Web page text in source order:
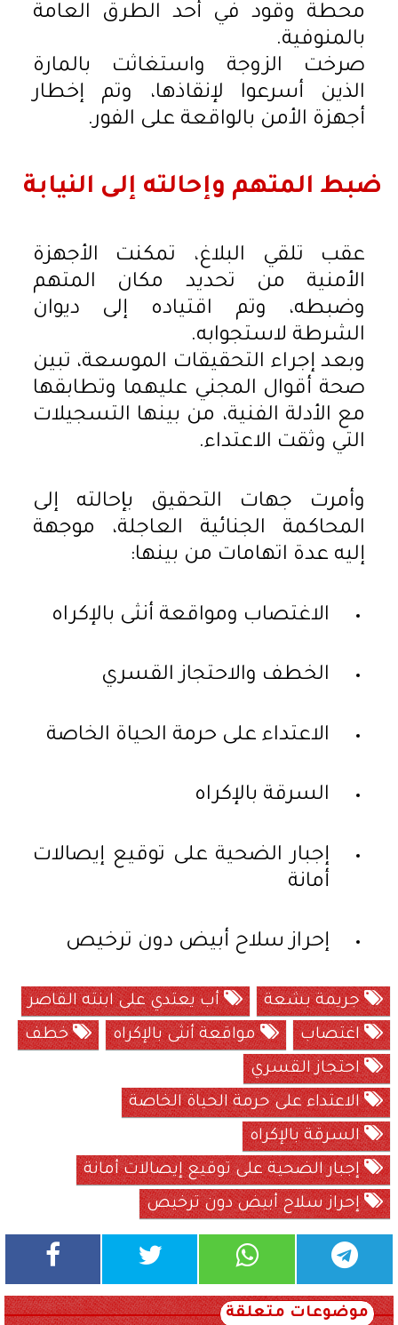
محطة وقود في أحد الطرق العامة
بالمنوفية.
صرخت الزوجة واستغاثت بالمارة
الذين أسرعوا لإنقاذها، وتم إخطار
أجهزة الأمن بالواقعة على الفور.
ضبط المتهم وإحالته إلى النيابة
عقب تلقي البلاغ، تمكنت الأجهزة
الأمنية من تحديد مكان المتهم
وضبطه، وتم اقتياده إلى ديوان
الشرطة لاستجوابه.
وبعد إجراء التحقيقات الموسعة، تبين
صحة أقوال المجني عليهما وتطابقها
مع الأدلة الفنية، من بينها التسجيلات
التي وثقت الاعتداء.
وأمرت جهات التحقيق بإحالته إلى
المحاكمة الجنائية العاجلة، موجهة
إليه عدة اتهامات من بينها:
الاغتصاب ومواقعة أنثى بالإكراه
الخطف والاحتجاز القسري
الاعتداء على حرمة الحياة الخاصة
السرقة بالإكراه
إجبار الضحية على توقيع إيصالات
أمانة
إحراز سلاح أبيض دون ترخيص
جريمة بشعة
أب يعتدي على ابنته القاصر
اغتصاب
مواقعة أنثى بالإكراه
خطف
احتجاز القسري
الاعتداء على حرمة الحياة الخاصة
السرقة بالإكراه
إجبار الضحية على توقيع إيصالات أمانة
إحراز سلاح أبيض دون ترخيص
موضوعات متعلقة